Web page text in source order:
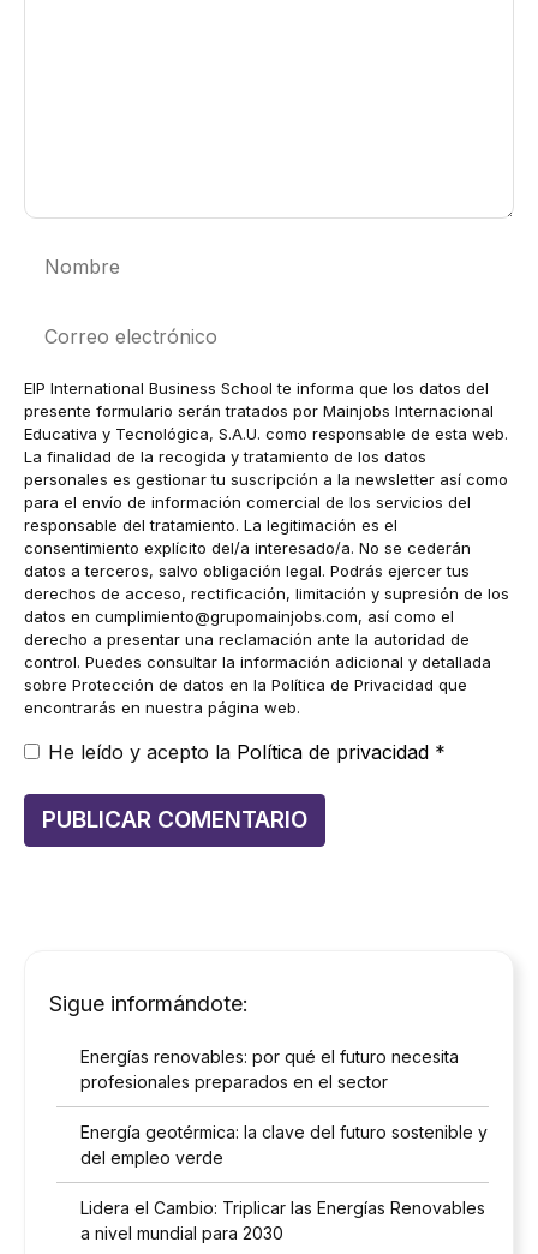
electrónico
EIP International Business School te informa que los datos del
presente formulario serán tratados por Mainjobs Internacional
Educativa y Tecnológica, S.A.U. como responsable de esta web.
La finalidad de la recogida y tratamiento de los datos
personales es gestionar tu suscripción a la newsletter así como
para el envío de información comercial de los servicios del
responsable del tratamiento. La legitimación es el
consentimiento explícito del/a interesado/a. No se cederán
datos a terceros, salvo obligación legal. Podrás ejercer tus
derechos de acceso, rectificación, limitación y supresión de los
datos en cumplimiento@grupomainjobs.com, así como el
derecho a presentar una reclamación ante la autoridad de
control. Puedes consultar la información adicional y detallada
sobre Protección de datos en la Política de Privacidad que
encontrarás en nuestra página web.
He leído y acepto la Política de privacidad *
Sigue informándote:
Energías renovables: por qué el futuro necesita
profesionales preparados en el sector
Energía geotérmica: la clave del futuro sostenible y
del empleo verde
Lidera el Cambio: Triplicar las Energías Renovables
a nivel mundial para 2030